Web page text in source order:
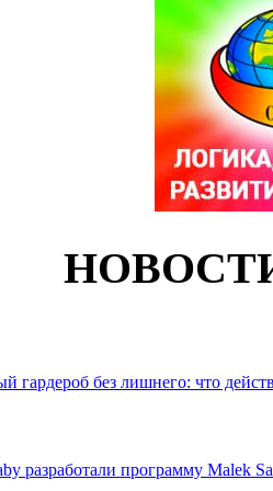
гардероб без лишнего: что
разработали программу Malek